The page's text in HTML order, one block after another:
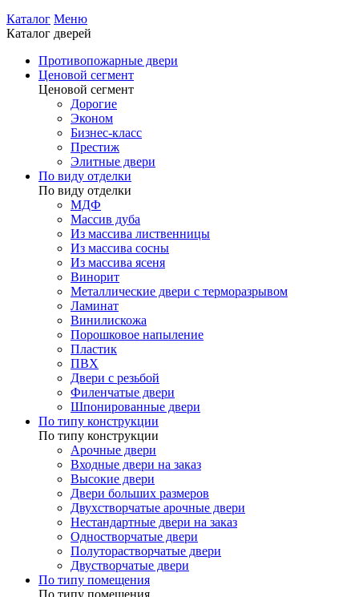
Каталог Меню
Каталог дверей
Противопожарные двери
Ценовой сегмент
Ценовой сегмент
Дорогие
Эконом
Бизнес-класс
Престиж
Элитные двери
По виду отделки
По виду отделки
МДФ
Массив дуба
Из массива лиственницы
Из массива сосны
Из массива ясеня
Винорит
Металлические двери с терморазрывом
Ламинат
Винилискожа
Порошковое напыление
Пластик
ПВХ
Двери с резьбой
Филенчатые двери
Шпонированные двери
По типу конструкции
По типу конструкции
Арочные двери
Входные двери на заказ
Высокие двери
Двери больших размеров
Двухстворчатые арочные двери
Нестандартные двери на заказ
Одностворчатые двери
Полуторастворчатые двери
Двустворчатые двери
По типу помещения